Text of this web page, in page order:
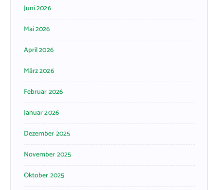
Juni 2026
Mai 2026
April 2026
März 2026
Februar 2026
Januar 2026
Dezember 2025
November 2025
Oktober 2025